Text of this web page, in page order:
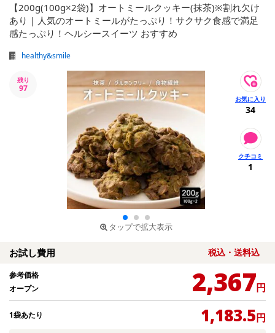
【200g(100g×2袋)】オートミールクッキー(抹茶)※割れ欠け
あり | 人気のオートミールがたっぷり！サクサク食感で満足
感たっぷり！ヘルシースイーツ おすすめ
healthy&smile
残り
97
タップで拡大表示
34
1
お試し費用 税込・送料込
参考価格
オープン
2,367円
1袋あたり 1,183.5円